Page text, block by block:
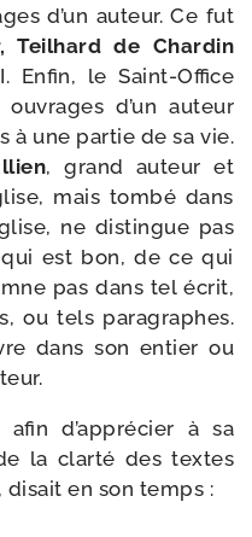
d’un auteur. Ce fut
Teilhard de Chardin
Enfin, le Saint-​Office
d’un auteur
à une par­tie de sa vie.
, grand auteur et
mais tom­bé dans
ne dis­tingue pas
est bon, de ce qui
pas dans tel écrit,
ou tels para­graphes.
dans son entier ou
afin d’ap­pré­cier à sa
la clar­té des textes
en son temps :